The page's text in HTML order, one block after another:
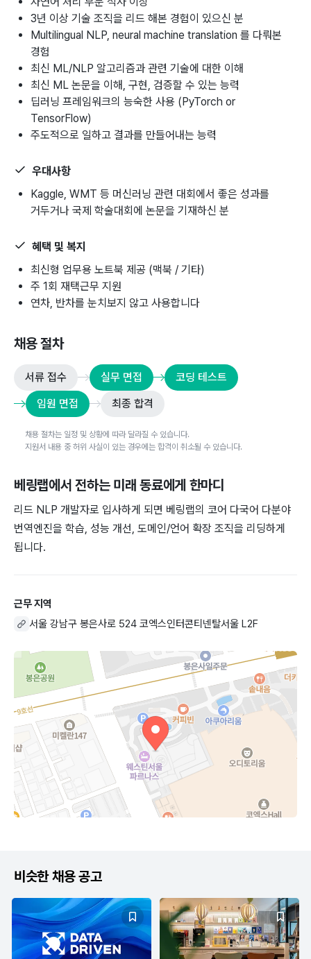
3년 이상 기술 조직을 리드 해본 경험이 있으신 분
Multilingual NLP, neural machine translation 를 다뤄본
경험
최신 ML/NLP 알고리즘과 관련 기술에 대한 이해
최신 ML 논문을 이해, 구현, 검증할 수 있는 능력
딥러닝 프레임워크의 능숙한 사용 (PyTorch or
TensorFlow)
주도적으로 일하고 결과를 만들어내는 능력
우대사항
Kaggle, WMT 등 머신러닝 관련 대회에서 좋은 성과를
거두거나 국제 학술대회에 논문을 기재하신 분
혜택 및 복지
최신형 업무용 노트북 제공 (맥북 / 기타)
주 1회 재택근무 지원
연차, 반차를 눈치보지 않고 사용합니다
채용 절차
서류 접수 실무 면접
코딩 테스트
임원 면접
최종 합격
채용 절차는 일정 및 상황에 따라 달라질 수 있습니다.
지원서 내용 중 허위 사실이 있는 경우에는 합격이 취소될 수 있습니다.
베링랩에서 전하는 미래 동료에게 한마디
리드 NLP 개발자로 입사하게 되면 베링랩의 코어 다국어 다분야
번역엔진을 학습, 성능 개선, 도메인/언어 확장 조직을 리딩하게
됩니다.
근무 지역
서울 강남구 봉은사로 524 코엑스인터콘티넨탈서울 L2F
비슷한 채용 공고